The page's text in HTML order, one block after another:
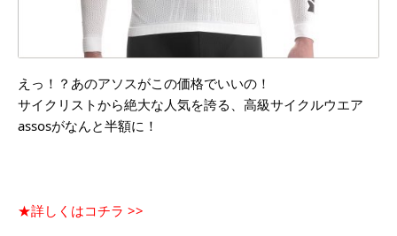
えっ！？あのアソスがこの価格でいいの！
サイクリストから絶大な人気を誇る、高級サイクルウエア
assosがなんと半額に！
★詳しくはコチラ >>